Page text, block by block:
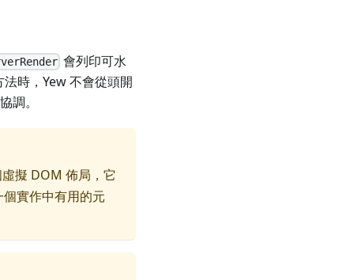
會列印可水
法時，Yew 不會從頭開
調。
擬 DOM 佈局，它
實作中有用的元